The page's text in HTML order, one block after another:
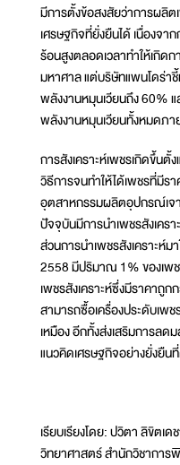
มีการตั้งข้อสงสัยว่าการผลิต
เศรษฐกิจที่ยั่งยืนได้ เนื่องจา
ร้อนสูงตลอดเวลาทำให้เกิดก
มหาศาล แต่บริษัทแพนโดร่า
พลังงานหมุนเวียนถึง 60% แ
พลังงานหมุนเวียนทั้งหมดภา
การสังเคราะห์เพชรเกิดขึ้น
วิธีการจนทำให้ได้เพชรที่มีร
อุตสาหกรรมผลิตอุปกรณ์เจ
ปัจจุบันมีการนำเพชรสังเคร
ส่วนการนำเพชรสังเคราะห์ม
2558 มีปริมาณ 1% ของเพช
เพชรสังเคราะห์ซึ่งมีราคาถูก
สามารถซื้อเครื่องประดับเพ
เหมือง อีกทั้งส่งเสริมการล
แนวคิดเศรษฐกิจอย่างยั่งยื
เรียบเรียงโดย: ปวิตา ลิขิตเ
วิทยาศาสตร์ สำนักวิชากา